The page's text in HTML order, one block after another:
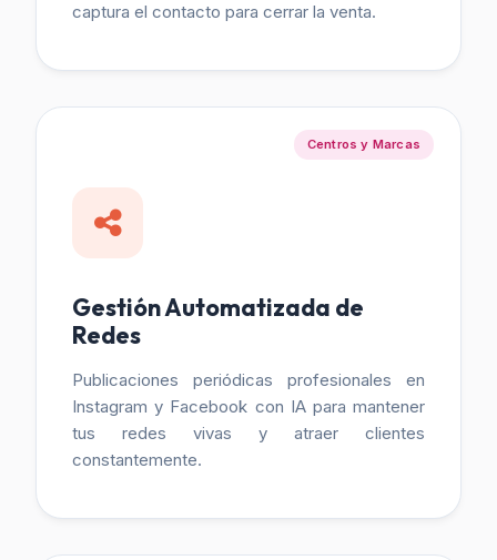
captura el contacto para cerrar la venta.
Centros y Marcas
Gestión Automatizada de
Redes
Publicaciones periódicas profesionales en
Instagram y Facebook con IA para mantener
tus redes vivas y atraer clientes
constantemente.